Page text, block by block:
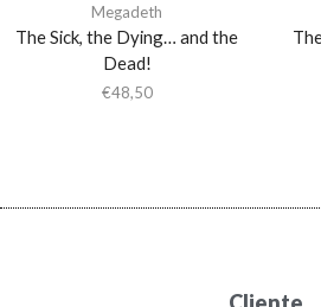
Megadeth
The Sick, the Dying… and the
Dead!
€48,50